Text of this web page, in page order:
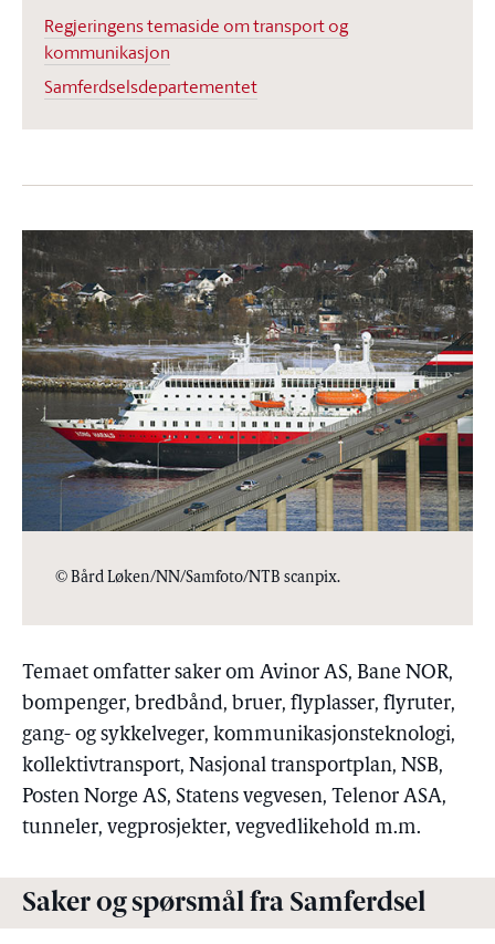
Regjeringens temaside om transport og
kommunikasjon
Samferdselsdepartementet
© Bård Løken/NN/Samfoto/NTB scanpix.
Temaet omfatter saker om Avinor AS, Bane NOR,
bompenger, bredbånd, bruer, flyplasser, flyruter,
gang- og sykkelveger, kommunikasjonsteknologi,
kollektivtransport, Nasjonal transportplan, NSB,
Posten Norge AS, Statens vegvesen, Telenor ASA,
tunneler, vegprosjekter, vegvedlikehold m.m.
Saker og spørsmål fra Samferdsel